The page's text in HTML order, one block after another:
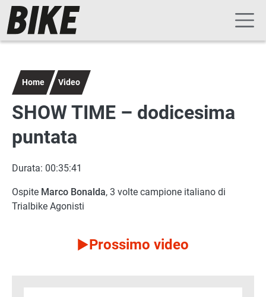
Salta al contenuto principale
Navigazione principale
Home Video
SHOW TIME – dodicesima
puntata
Durata: 00:35:41
Ospite Marco Bonalda, 3 volte campione italiano di
Trialbike Agonisti
Prossimo video